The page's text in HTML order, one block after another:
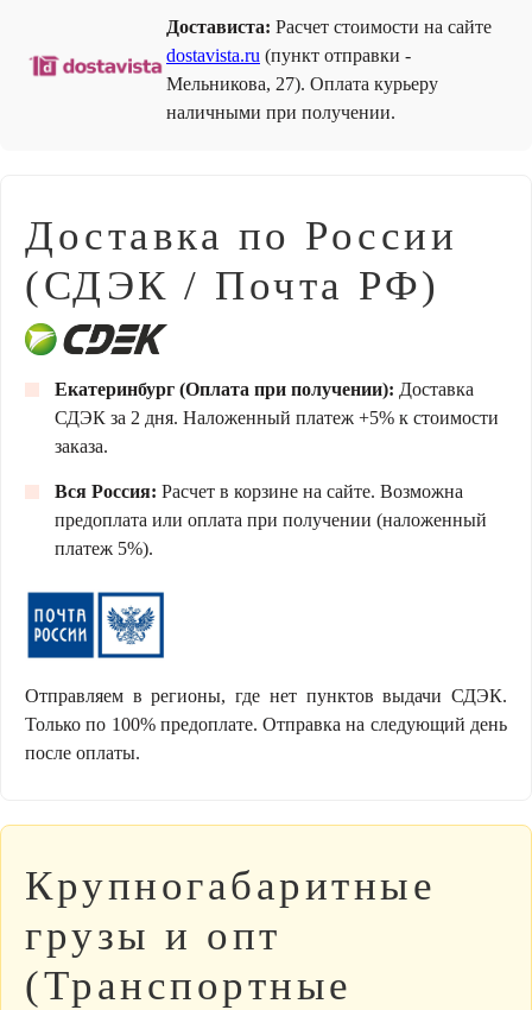
Достависта: Расчет стоимости на сайте
dostavista.ru (пункт отправки -
Мельникова, 27). Оплата курьеру
наличными при получении.
Доставка по России
(СДЭК / Почта РФ)
Екатеринбург (Оплата при получении): Доставка
СДЭК за 2 дня. Наложенный платеж +5% к стоимости
заказа.
Вся Россия: Расчет в корзине на сайте. Возможна
предоплата или оплата при получении (наложенный
платеж 5%).
Отправляем в регионы, где нет пунктов выдачи СДЭК.
Только по 100% предоплате. Отправка на следующий день
после оплаты.
Крупногабаритные
грузы и опт
(Транспортные